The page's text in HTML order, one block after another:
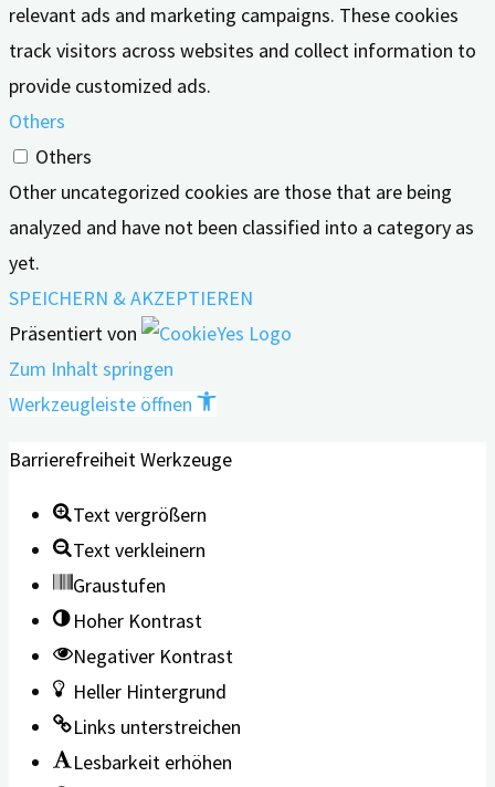
relevant ads and marketing campaigns. These cookies
track visitors across websites and collect information to
provide customized ads.
Others
Others
Other uncategorized cookies are those that are being
analyzed and have not been classified into a category as
yet.
SPEICHERN & AKZEPTIEREN
Präsentiert von
Zum Inhalt springen
Werkzeugleiste öffnen
Barrierefreiheit Werkzeuge
Text vergrößern
Text verkleinern
Graustufen
Hoher Kontrast
Negativer Kontrast
Heller Hintergrund
Links unterstreichen
Lesbarkeit erhöhen